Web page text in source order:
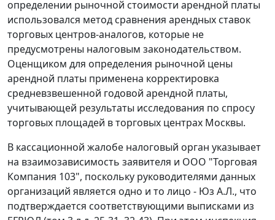
определении рыночной стоимости арендной платы
использовался метод сравнения арендных ставок
торговых центров-аналогов, которые не
предусмотрены налоговым законодательством.
Оценщиком для определения рыночной цены
арендной платы применена корректировка
средневзвешенной годовой арендной платы,
учитывающей результаты исследования по спросу
торговых площадей в торговых центрах Москвы.
В кассационной жалобе налоговый орган указывает
на взаимозависимость заявителя и ООО "Торговая
Компания 103", поскольку руководителями данных
организаций является одно и то лицо - Юз А.Л., что
подтверждается соответствующими выписками из